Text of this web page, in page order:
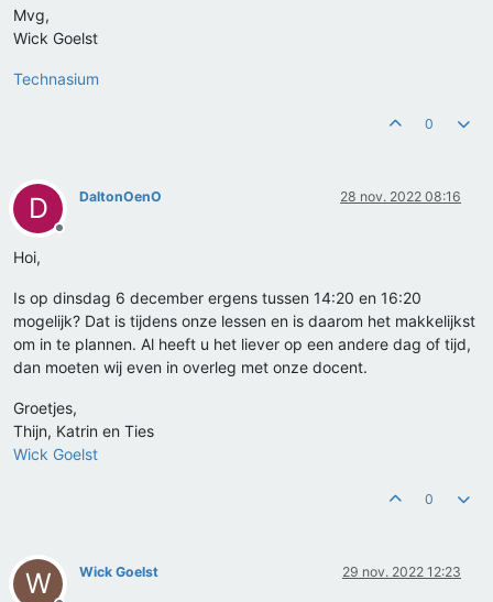
Mvg,
Wick Goelst
Technasium
0
D
Offline
DaltonOenO 28 nov. 2022 08:16
Hoi,
Is op dinsdag 6 december ergens tussen 14:20 en 16:20
mogelijk? Dat is tijdens onze lessen en is daarom het makkelijkst
om in te plannen. Al heeft u het liever op een andere dag of tijd,
dan moeten wij even in overleg met onze docent.
Groetjes,
Thijn, Katrin en Ties
Wick Goelst
0
W Wick Goelst 29 nov. 2022 12:23